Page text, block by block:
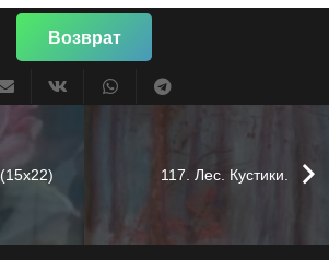
Возврат
117. Лес. Кустики.